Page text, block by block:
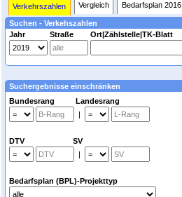
Verkehrszahlen Vergleich Bedarfsplan 2016
Suchen - Verkehszahlen
Jahr
Straße Ort|Zählstelle|TK-Blatt
Suchergebnisse einschränken
Bundesrang Landesrang
|
DTV SV
|
Bedarfsplan (BPL)-Projekttyp